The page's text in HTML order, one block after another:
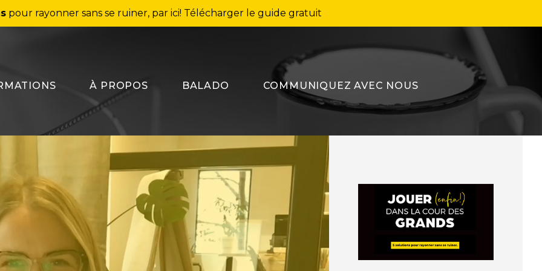
pour rayonner sans se ruiner, par ici! Télécharger le guide gratuit
À PROPOS BALADO COMMUNIQUEZ AVEC NOUS